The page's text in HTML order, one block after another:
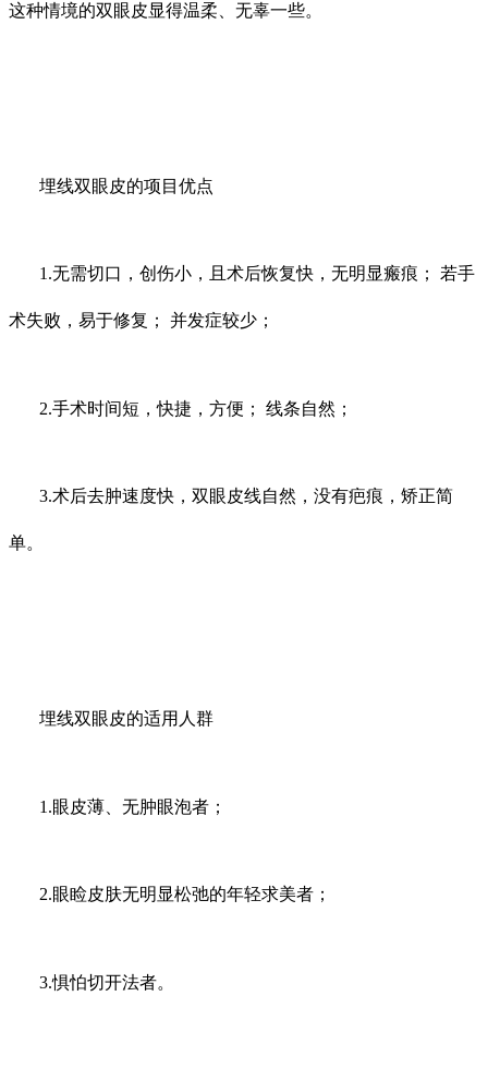
这种情境的双眼皮显得温柔、无辜一些。
埋线双眼皮的项目优点
1.无需切口，创伤小，且术后恢复快，无明显瘢痕； 若手
术失败，易于修复； 并发症较少；
2.手术时间短，快捷，方便； 线条自然；
3.术后去肿速度快，双眼皮线自然，没有疤痕，矫正简
单。
埋线双眼皮的适用人群
1.眼皮薄、无肿眼泡者；
2.眼睑皮肤无明显松弛的年轻求美者；
3.惧怕切开法者。